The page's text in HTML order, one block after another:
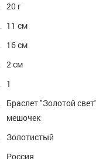
20 г
11 см
16 см
2 см
1
Браслет "Золотой
мешочек
Золотистый
Россия